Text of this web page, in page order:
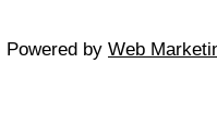
Powered by Web